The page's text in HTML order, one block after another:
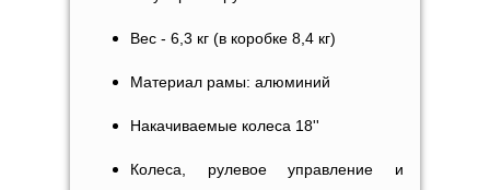
Вес - 6,3 кг (в коробке 8,4 кг)
Материал рамы: алюминий
Накачиваемые колеса 18''
Колеса, рулевое управление и